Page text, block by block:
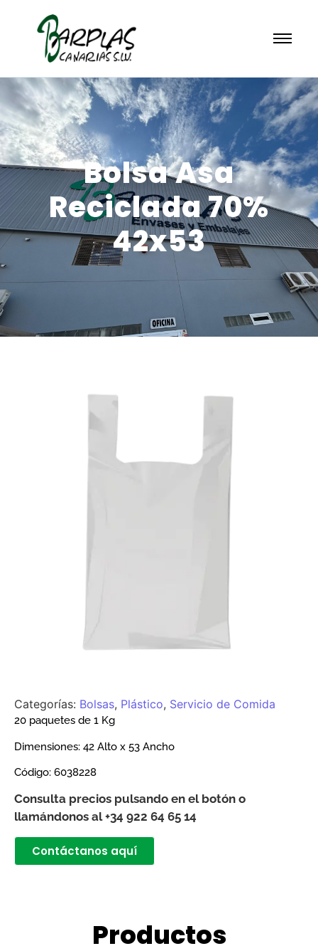
Bolsa Asa
Reciclada 70%
42x53
Categorías: Bolsas, Plástico, Servicio de Comida
20 paquetes de 1 Kg
Dimensiones: 42 Alto x 53 Ancho
Código: 6038228
Consulta precios pulsando en el botón o
llamándonos al +34 922 64 65 14
Contáctanos aquí
Productos